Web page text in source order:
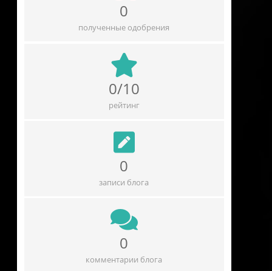
0
полученные одобрения
0/10
рейтинг
0
записи блога
0
комментарии блога